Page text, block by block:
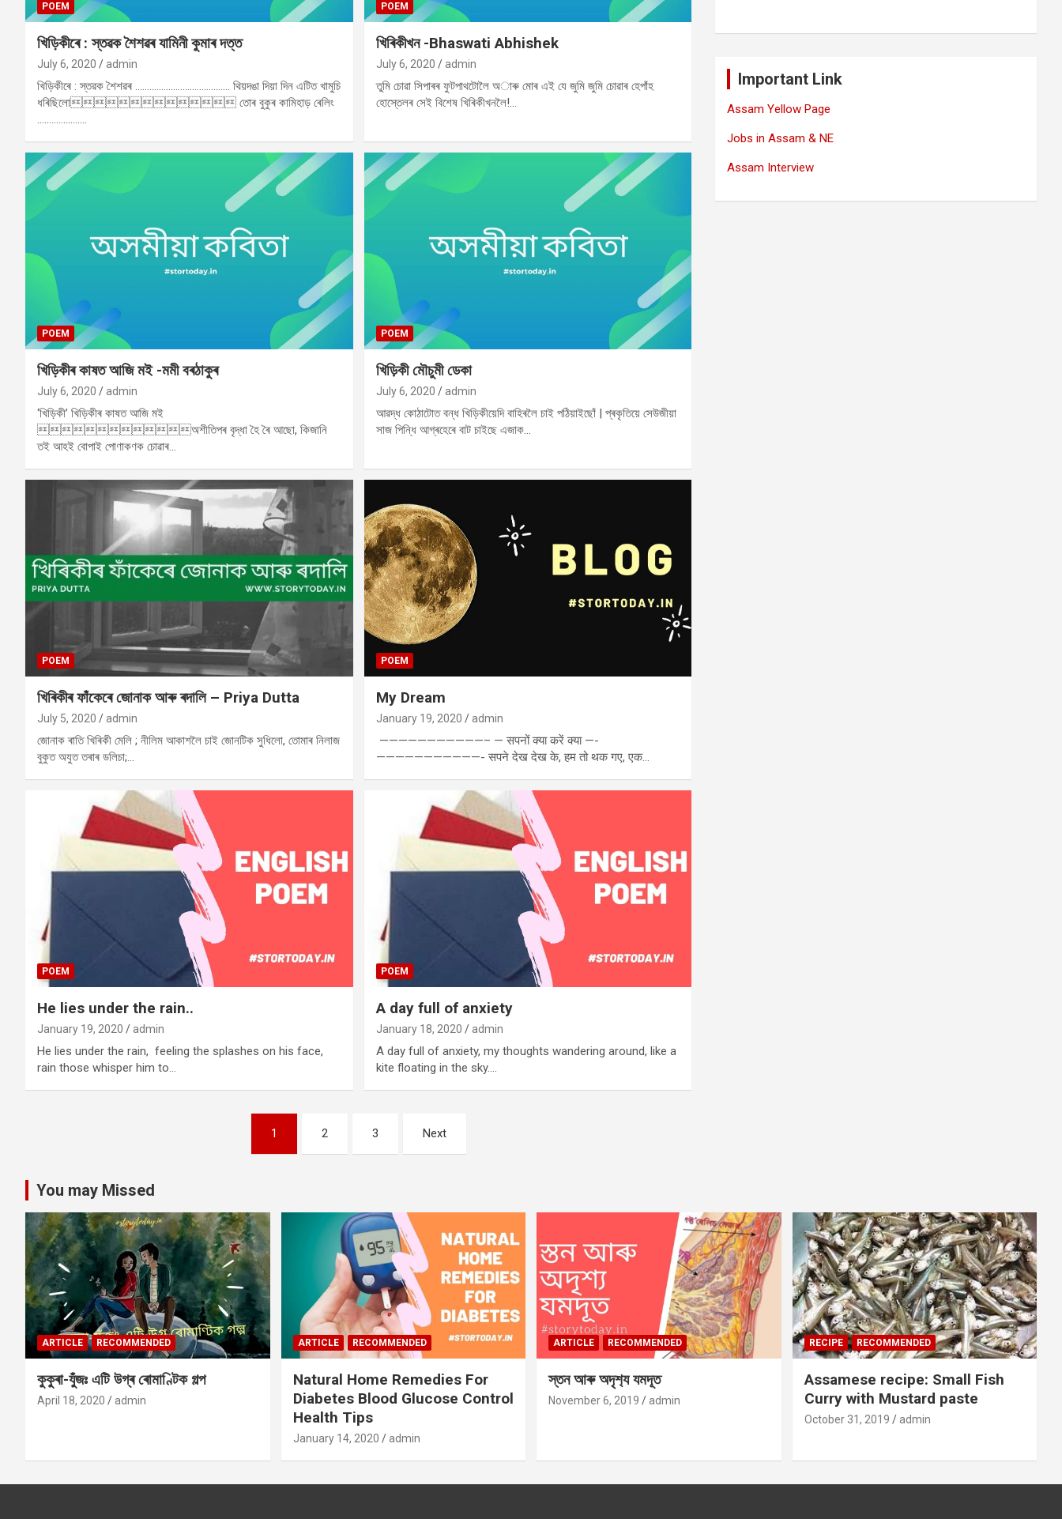
POEM
খিড়িকীৰে : স্তৱক শৈশৱৰ যামিনী কুমাৰ দত্ত
July 6, 2020 admin
খিড়িকীৰে : স্তৱক শৈশৱৰ …………………………………. থিয়দঙা দিয়া দিন এটিত খামুচি
ধৰিছিলো তোৰ বুকুৰ কামিহাড় ৰেলিং
…………………
POEM
খিৰিকীখন -Bhaswati Abhishek
July 6, 2020 admin
তুমি চোৱা সিপাৰৰ ফুটপাথটোলৈ অাৰু মোৰ এই যে জুমি জুমি চোৱাৰ হেপাঁহ
হোস্তেলৰ সেই বিশেষ খিৰিকীখনলৈ!…
POEM
খিড়িকীৰ কাষত আজি মই -মমী বৰঠাকুৰ
July 6, 2020 admin
‘খিড়িকী’ খিড়িকীৰ কাষত আজি মই
অশীতিপৰ বৃদ্ধা হৈ ৰৈ আছো, কিজানি
তই আহই বোপাই পোণাকণক চোৱাৰ…
POEM
খিড়িকী মৌচুমী ডেকা
July 6, 2020 admin
আৱদ্ধ কোঠাটোত বন্ধ খিড়িকীয়েদি বাহিৰলৈ চাই পঠিয়াইছোঁ | প্ৰকৃতিয়ে সেউজীয়া
সাজ পিন্ধি আগ্ৰহেৰে বাট চাইছে এজাক…
POEM
খিৰিকীৰ ফাঁকেৰে জোনাক আৰু ৰদালি – Priya Dutta
July 5, 2020 admin
জোনাক ৰাতি খিৰিকী মেলি ; নীলিম আকাশলৈ চাই জোনটিক সুধিলো, তোমাৰ নিলাজ
বুকুত অযুত তৰাৰ ডলিচা;…
POEM
My Dream
January 19, 2020 admin
———————————– — सपनों क्या करें क्या —-
———————————- सपने देख देख के, हम तो थक गए, एक…
POEM
He lies under the rain..
January 19, 2020 admin
He lies under the rain, feeling the splashes on his face,
rain those whisper him to…
POEM
A day full of anxiety
January 18, 2020 admin
A day full of anxiety, my thoughts wandering around, like a
kite floating in the sky.…
1 2 3 Next
Important Link
Assam Yellow Page
Jobs in Assam & NE
Assam Interview
You may Missed
ARTICLE RECOMMENDED
কুকুৰা-যুঁজঃ এটি উগ্ৰ ৰোমাণ্টিক গল্প
April 18, 2020 admin
ARTICLE RECOMMENDED
Natural Home Remedies For
Diabetes Blood Glucose Control
Health Tips
January 14, 2020 admin
ARTICLE RECOMMENDED
স্তন আৰু অদৃশ‍্য যমদূত
November 6, 2019 admin
RECIPE RECOMMENDED
Assamese recipe: Small Fish
Curry with Mustard paste
October 31, 2019 admin